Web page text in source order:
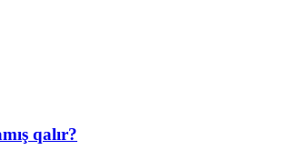
qalır?